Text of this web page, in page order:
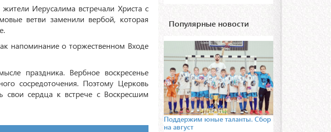
Иерусалима встречали Христа с
ветви заменили вербой, которая
напоминание о торжественном Входе
праздника. Вербное воскресенье
сосредоточения. Поэтому Церковь
свои сердца к встрече с Воскресшим
Популярные новости
Поддержим юные таланты. Сбор
на август